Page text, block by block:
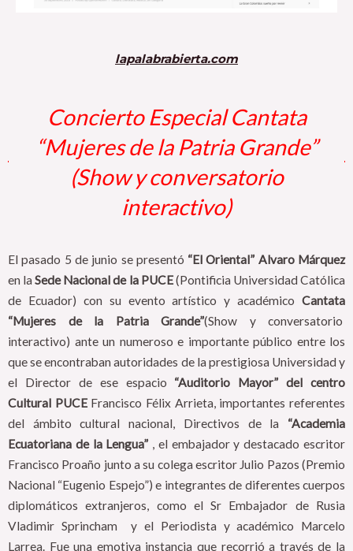
lapalabrabierta.com
Concierto Especial Cantata
“Mujeres de la Patria Grande”
(Show y conversatorio
interactivo)
El pasado 5 de junio se presentó “El Oriental” Alvaro Márquez
en laSede Nacional de la PUCE(Pontificia Universidad Católica
de Ecuador) con su evento artístico y académico Cantata
“Mujeres de la Patria Grande”(Show y conversatorio
interactivo) ante un numeroso e importante público entre los
que se encontraban autoridades de la prestigiosa Universidad y
el Director de ese espacio “Auditorio Mayor” del centro
Cultural PUCEFrancisco Félix Arrieta, importantes referentes
del ámbito cultural nacional, Directivos de la “Academia
Ecuatoriana de la Lengua” , el embajador y destacado escritor
Francisco Proaño junto a su colega escritor Julio Pazos (Premio
Nacional “Eugenio Espejo”) e integrantes de diferentes cuerpos
diplomáticos extranjeros, como el Sr Embajador de Rusia
Vladimir Sprincham y el Periodista y académico Marcelo
Larrea. Fue una emotiva instancia que recorrió a través de la